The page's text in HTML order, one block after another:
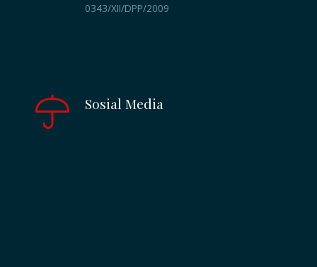
0343/XII/DPP/2009
Sosial Media